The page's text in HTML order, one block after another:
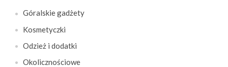
Góralskie gadżety
Kosmetyczki
Odzież i dodatki
Okolicznościowe